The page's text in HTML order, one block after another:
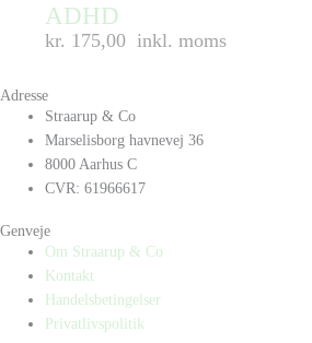
ADHD
kr. 175,00 inkl. moms
Adresse
Straarup & Co
Marselisborg havnevej 36
8000 Aarhus C
CVR: 61966617
Genveje
Om Straarup & Co
Kontakt
Handelsbetingelser
Privatlivspolitik